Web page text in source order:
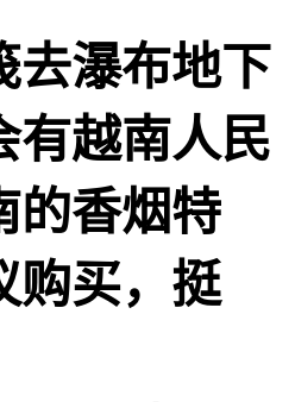
去瀑布地下
有越南人民
的香烟特
购买，挺